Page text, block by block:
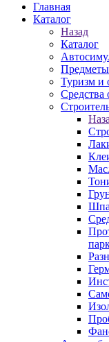
Главная
Каталог
Назад
Каталог
Предметы
Туризм и
Средства